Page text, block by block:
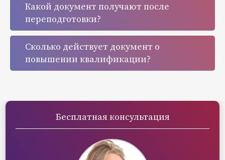
Какой документ получают после
переподготовки?
Сколько действует документ о
повышении квалификации?
Бесплатная консультация